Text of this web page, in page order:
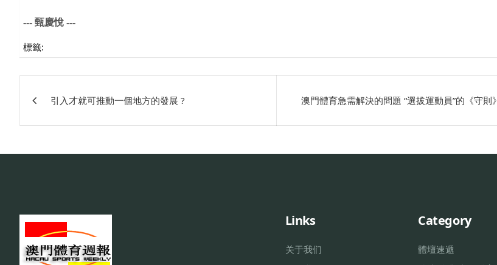
--- 甄慶悅 ---
標籤:
章
關
引入才就可推動一個地方的發展 ? 澳門體育急需解決的問題 “選拔運動員”的《守則》
Links
关于我们
Category
體壇速遞